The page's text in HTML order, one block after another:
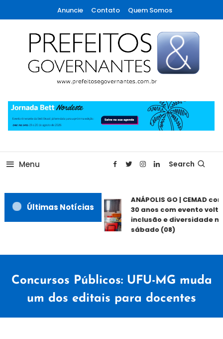
To
Content
Anuncie Contato Quem Somos
Prefeitos & Governantes
Menu Search
Últimas Notícias
ANÁPOLIS GO | CEMAD
30 anos com evento
inclusão e diversidade
sábado (08)
Concursos Públicos: UFU-MG muda
um dos editais para docentes